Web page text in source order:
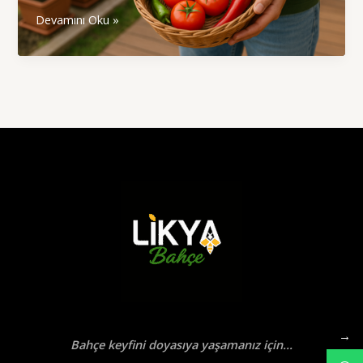
Kendi
Sebze
ve
Büyük
Devamını Oku »
Bahçe keyfini doyasıya yaşamanız için...
→